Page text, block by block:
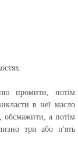
промити, потім
в неї масло
обсмажити, а потім
три або п'ять